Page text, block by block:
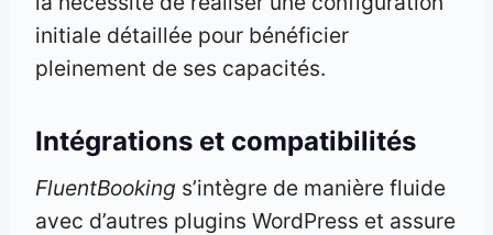
initiale détaillée pour bénéficier
pleinement de ses capacités.
Intégrations et compatibilités
FluentBooking s’intègre de manière fluide
avec d’autres plugins WordPress et assure